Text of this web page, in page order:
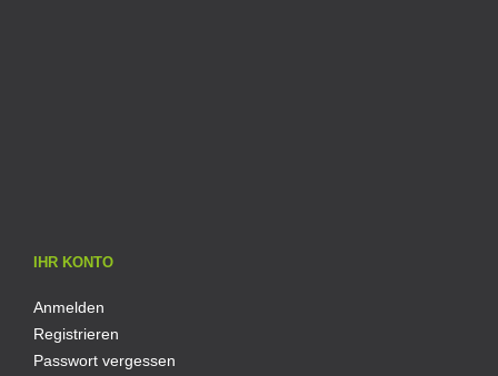
IHR KONTO
Anmelden
Registrieren
Passwort vergessen